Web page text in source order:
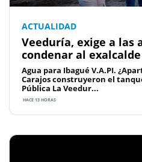
ACTUALIDAD
Veeduría, exige a las
condenar al
Agua para Ibagué V.A.PI.
Carajos construyeron el
Pública La Veedur...
HACE 13 HORAS